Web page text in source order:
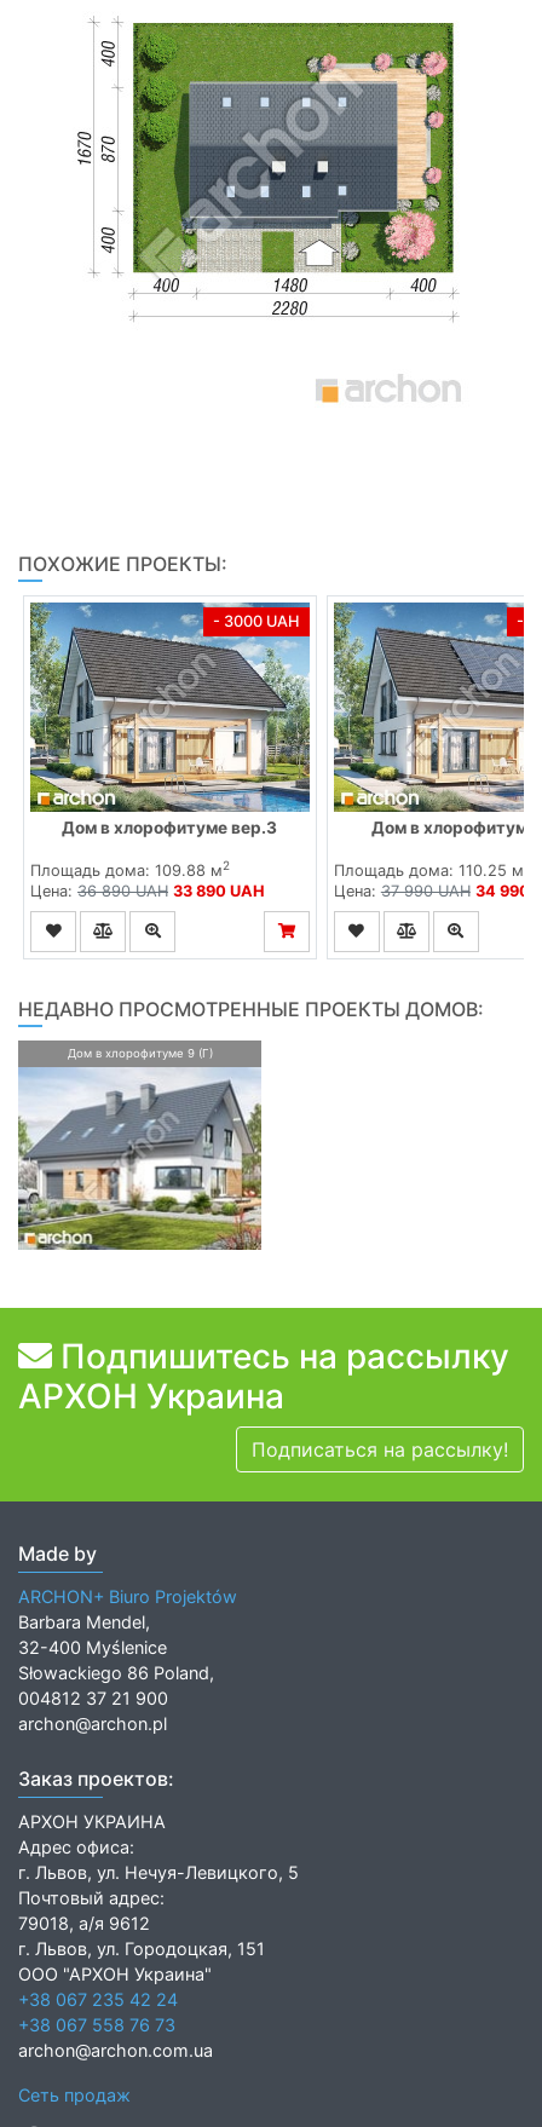
ПОХОЖИЕ ПРОЕКТЫ:
- 3000 UAH
Дом в хлорофитуме вер.3
Площадь дома: 109.88 м2
Цена: 36 890 UAH 33 890 UAH
-
Дом в
Площадь дома: 110.25 м
Цена:37 990 UAH 34 990
НЕДАВНО ПРОСМОТРЕННЫЕ ПРОЕКТЫ ДОМОВ:
Дом в хлорофитуме 9 (Г)
Подпишитесь на рассылку
АРХОН Украина
Подписаться на рассылку!
Made by
ARCHON+ Biuro Projektów
Barbara Mendel,
32-400 Myślenice
Słowackiego 86 Poland,
004812 37 21 900
archon@archon.pl
Заказ проектов:
АРХОН УКРАИНА
Адрес офиса:
г. Львов, ул. Нечуя-Левицкого, 5
Почтовый адрес:
79018, а/я 9612
г. Львов, ул. Городоцкая, 151
ООО "АРХОН Украина"
+38 067 235 42 24
+38 067 558 76 73
archon@archon.com.ua
Сеть продаж